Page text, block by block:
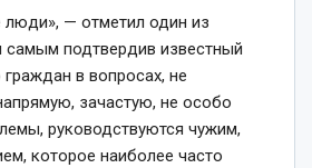
люди», — отметил один из
самым подтвердив известный
в вопросах, не
зачастую, не особо
руководствуются чужим,
которое наиболее часто